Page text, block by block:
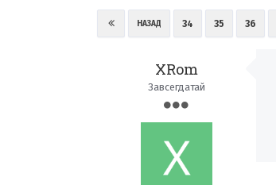
НАЗАД 34 35 36
XRom
Завсегдатай